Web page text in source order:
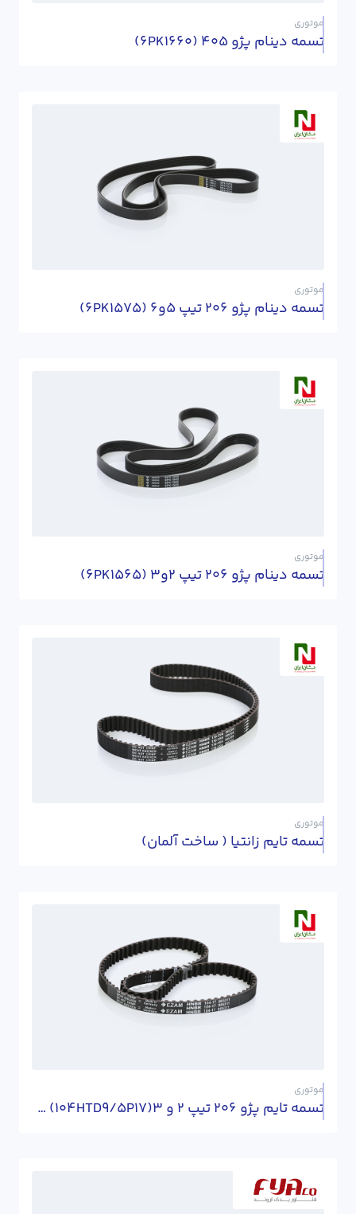
موتوری
تسمه دینام پژو 405 (6PK1660)
موتوری
تسمه دینام پژو 206 تیپ 5و6 (6PK1575)
موتوری
تسمه دینام پژو 206 تیپ 2و3 (6PK1565)
موتوری
تسمه تایم زانتیا ( ساخت آلمان)
موتوری
تسمه تایم پژو 206 تیپ 2 و 3(104HTD9/5P17) - ساخت آلمان